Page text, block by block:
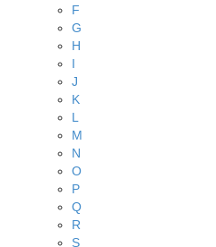
F
G
H
I
J
K
L
M
N
O
P
Q
R
S